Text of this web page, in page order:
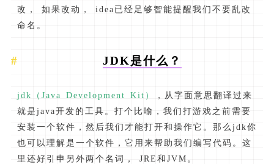
改， 如果改动， idea已经足够智能提醒我们不要乱改
命名。
JDK是什么？
jdk（Java Development Kit）
，从字面意思翻译过来
就是java开发的工具。打个比喻，我们打游戏之前需要
安装一个软件，然后我们才能打开和操作它。那么jdk你
也可以理解是一个软件，它用来帮助我们编写代码。这
里还好引申另外两个名词， JRE和JVM。